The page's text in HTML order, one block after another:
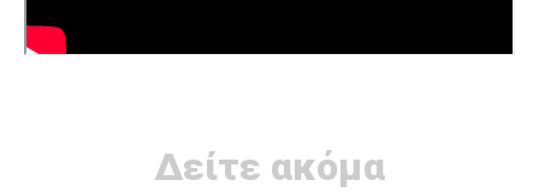
Δείτε ακόμα